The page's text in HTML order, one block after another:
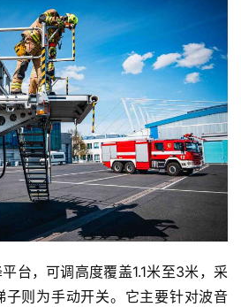
台，可调高度覆盖1.1米至3米，采
子则为手动开关。它主要针对波音